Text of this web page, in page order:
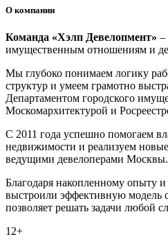
О компании
Команда «Хэлп Девелопмент» –
имущественным отношениям и
Мы глубоко понимаем логику
структур и умеем грамотно
Департаментом городского
Москомархитектурой и
С 2011 года успешно помогаем
недвижимости и реализуем
ведущими девелоперами Москвы.
Благодаря накопленному опыту
выстроили эффективную модель
позволяет решать задачи любой
12+